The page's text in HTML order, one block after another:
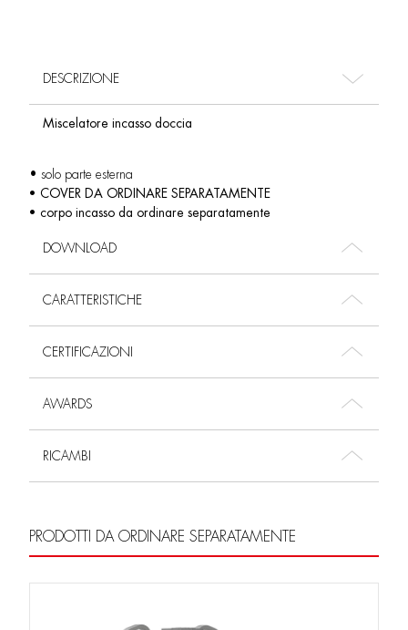
DESCRIZIONE
Miscelatore incasso doccia
• solo parte esterna
• COVER DA ORDINARE SEPARATAMENTE
• corpo incasso da ordinare separatamente
DOWNLOAD
CARATTERISTICHE
CERTIFICAZIONI
AWARDS
RICAMBI
PRODOTTI DA ORDINARE SEPARATAMENTE